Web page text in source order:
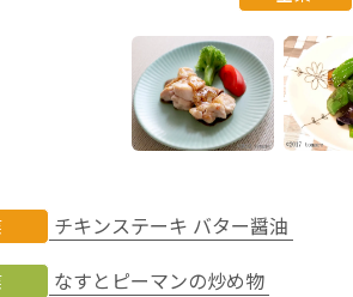
チキンステーキ バター醤油
なすとピーマンの炒め物